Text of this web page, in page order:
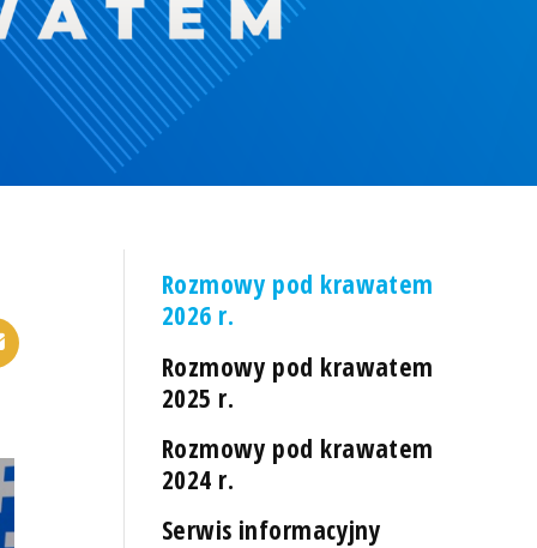
Rozmowy pod krawatem
2026 r.
Rozmowy pod krawatem
2025 r.
Rozmowy pod krawatem
2024 r.
Serwis informacyjny